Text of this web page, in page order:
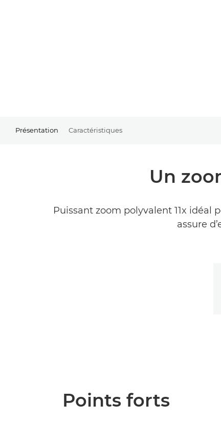
Présentation Caractéristiques
Un
Puissant zoom polyvalent 11x idéal
assure
Points forts